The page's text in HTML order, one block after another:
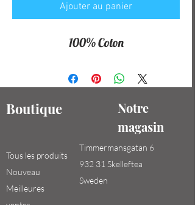
Ajouter au panier
100% Coton
Boutique
Notre
magasin
Tous les produits
Nouveau
Meilleures
Timmermansgatan 6
932 31 Skelleftea
Sweden